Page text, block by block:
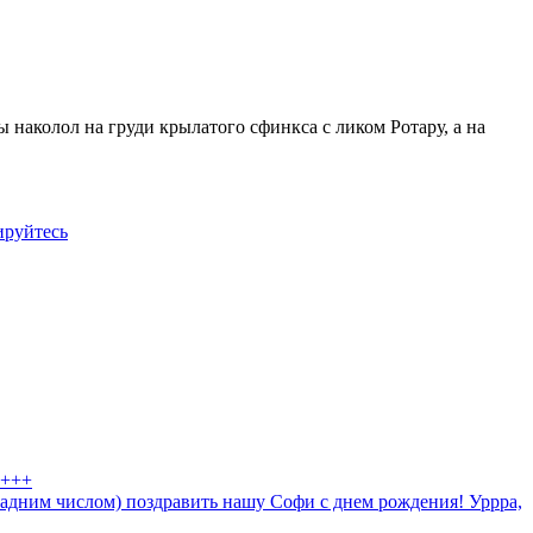
на груди крылатого сфинкса с ликом Ротару, а на
числом) поздравить нашу Софи с днем рождения! Уррра,